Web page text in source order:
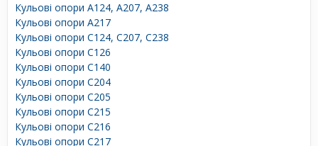
Кульові опори A124, A207, A238
Кульові опори A217
Кульові опори C124, C207, C238
Кульові опори C126
Кульові опори C140
Кульові опори C204
Кульові опори C205
Кульові опори C215
Кульові опори C216
Кульові опори C217